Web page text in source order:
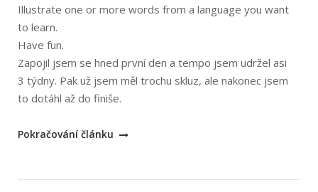
Illustrate one or more words from a language you want
to learn.
Have fun.
Zapojil jsem se hned první den a tempo jsem udržel asi
3 týdny. Pak už jsem měl trochu skluz, ale nakonec jsem
to dotáhl až do finiše.
„Měsíční
Pokračování článku